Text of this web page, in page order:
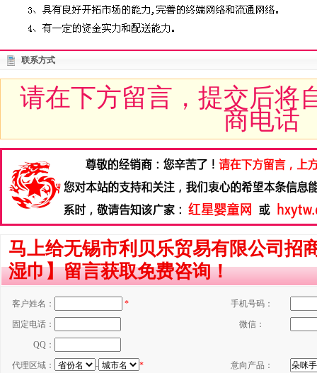
联系方式
请在下方留言，提交后将
商电话
马上给无锡市利贝乐贸易有限公司招
湿巾】留言获取免费咨询！
客户姓名： * 手机号码：
固定电话： 微信：
QQ：
代理区域： - * 意向产品：